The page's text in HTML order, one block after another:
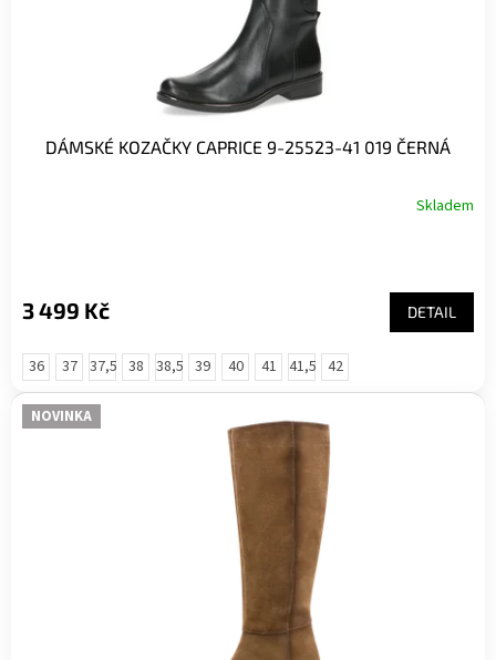
DÁMSKÉ KOZAČKY CAPRICE 9-25523-41 019 ČERNÁ
Skladem
3 499 Kč DETAIL
36 37 37,5 38 38,5 39 40 41 41,5 42
NOVINKA